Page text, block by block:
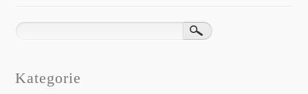
Kategorie